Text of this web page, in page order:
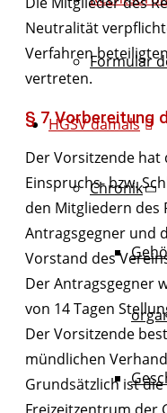
Formular
HGSV damals
Chronik
Neutralität
Verfahren
vertreten.
§ 7 Vorbereitung
Der Vorsitzende hat
Einspruchs- bzw.
den Mitgliedern des
Antragsgegner und
Vorstand des
Der Antragsgegner
von 14 Tagen
Der Vorsitzende
mündlichen
Grundsätzlich ist